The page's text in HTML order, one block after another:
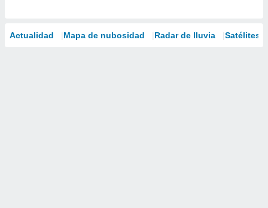
Actualidad Mapa de nubosidad Radar de lluvia Satélites